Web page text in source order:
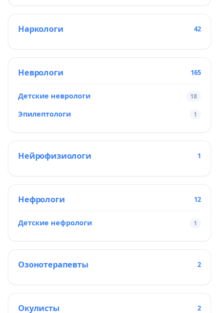
Наркологи 42
Неврологи 165
Детские неврологи 18
Эпилептологи 1
Нейрофизиологи 1
Нефрологи 12
Детские нефрологи 1
Озонотерапевты 2
Окулисты 2